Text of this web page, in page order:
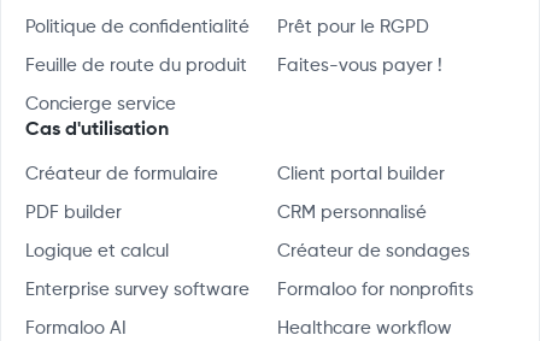
Politique de confidentialité Prêt pour le RGPD
Feuille de route du produit Faites-vous payer !
Concierge service
Cas d'utilisation
Créateur de formulaire Client portal builder
PDF builder CRM personnalisé
Logique et calcul Créateur de sondages
Enterprise survey software Formaloo for nonprofits
Formaloo AI
Healthcare workflow